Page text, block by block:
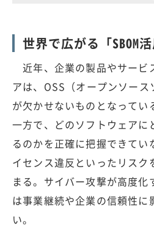
世界で広がる「SBOM
近年、企業の製品やサービ
アは、OSS（オープンソー
が欠かせないものとなってい
一方で、どのソフトウェアに
るのかを正確に把握できてい
イセンス違反といったリスク
まる。サイバー攻撃が高度化
は事業継続や企業の信頼性に
い。